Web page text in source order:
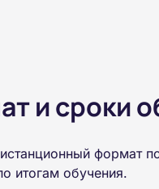
и сроки
формат
итогам обучения.